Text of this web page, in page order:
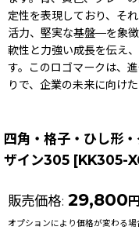
定性を表現しており、そ
活力、堅実な基盤—を象
軟性と力強い成長を伝え
す。このロゴマークは、
りで、企業の未来に向け
四角・格子・ひし形
ザイン305 [KK305-
販売価格: 29,800 円
オプションにより価格が変わる場